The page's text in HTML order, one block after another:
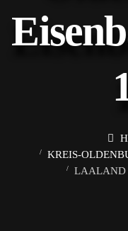
KREIS-
LAALAND